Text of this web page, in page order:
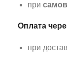
при
Оплата
при